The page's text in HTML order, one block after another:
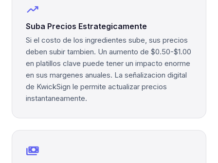
trending_up
Suba Precios Estrategicamente
Si el costo de los ingredientes sube, sus precios
deben subir tambien. Un aumento de $0.50-$1.00
en platillos clave puede tener un impacto enorme
en sus margenes anuales. La señalizacion digital
de KwickSign le permite actualizar precios
instantaneamente.
payments